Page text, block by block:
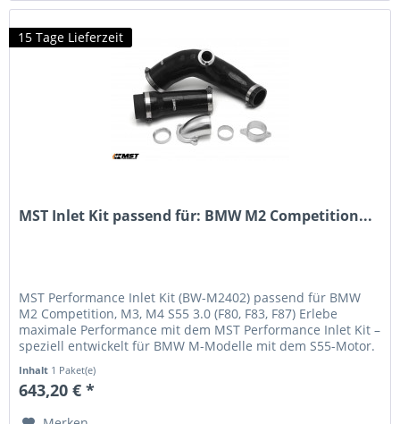
15 Tage Lieferzeit
MST Inlet Kit passend für: BMW M2 Competition...
MST Performance Inlet Kit (BW-M2402) passend für BMW
M2 Competition, M3, M4 S55 3.0 (F80, F83, F87) Erlebe
maximale Performance mit dem MST Performance Inlet Kit –
speziell entwickelt für BMW M-Modelle mit dem S55-Motor.
Inhalt 1 Paket(e)
643,20 € *